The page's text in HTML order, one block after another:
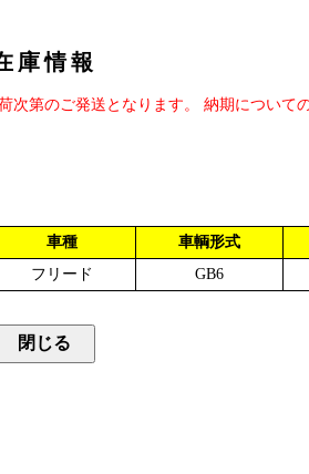
庫情報
第のご発送となります。 納期について
車種 車輌形式
フリード GB6